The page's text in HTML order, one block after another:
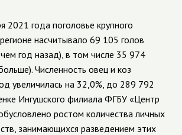
2021 года поголовье крупного
насчитывало 69 105 голов
год назад), в том числе 35 974
Численность овец и коз
увеличилась на 32,0%, до 289 792
Ингушского филиала ФГБУ «Центр
ростом количества личных
занимающихся разведением этих